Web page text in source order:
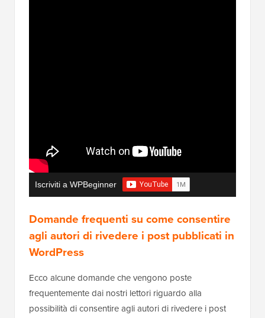
Iscriviti a WPBeginner
Domande frequenti su come consentire
agli autori di rivedere i post pubblicati in
WordPress
Ecco alcune domande che vengono poste
frequentemente dai nostri lettori riguardo alla
possibilità di consentire agli autori di rivedere i post